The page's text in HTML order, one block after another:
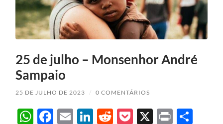
25 de julho – Monsenhor André
Sampaio
25 DE JULHO DE 2023 / 0 COMENTÁRIOS
WhatsApp
Facebook
EmailLinkedIn
Reddit
Pocket
X Print